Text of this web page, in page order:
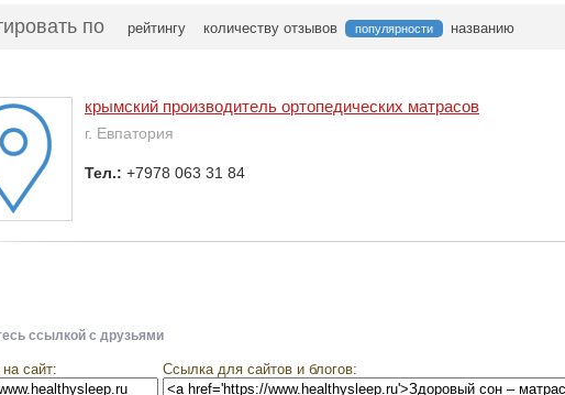
по рейтингу количеству отзывов популярности названию
крымский производитель ортопедических матрасов
г. Евпатория
Тел.: +7978 063 31 84
ссылкой с друзьями
сайт: Ссылка для сайтов и блогов: